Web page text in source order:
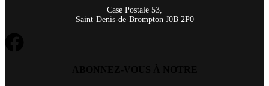
Case Postale 53,
Saint-Denis-de-Brompton J0B 2P0